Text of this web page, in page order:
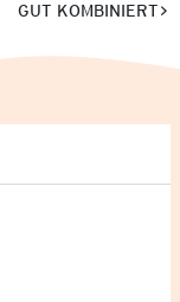
GUT KOMBINIERT